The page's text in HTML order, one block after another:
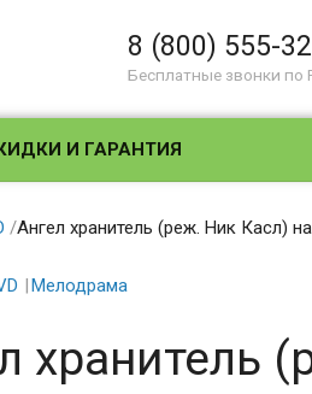
8 (800) 555-
Бесплатные звонки по
И ГАРАНТИЯ
/Ангел хранитель (реж. Ник Касл) на
Мелодрама
хранитель